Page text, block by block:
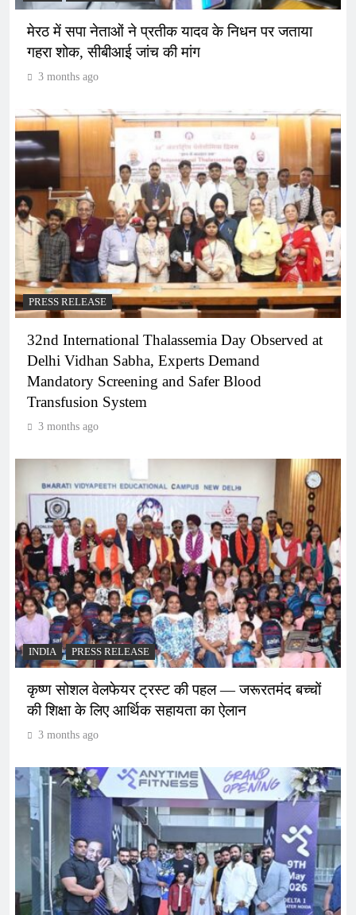
मेरठ में सपा नेताओं ने प्रतीक यादव के निधन पर जताया
गहरा शोक, सीबीआई जांच की मांग
3 months ago
PRESS RELEASE
32nd International Thalassemia Day Observed at
Delhi Vidhan Sabha, Experts Demand
Mandatory Screening and Safer Blood
Transfusion System
3 months ago
INDIA PRESS RELEASE
कृष्ण सोशल वेलफेयर ट्रस्ट की पहल — जरूरतमंद बच्चों
की शिक्षा के लिए आर्थिक सहायता का ऐलान
3 months ago